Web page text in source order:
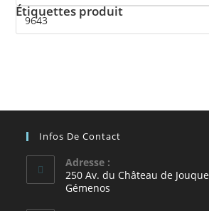
Étiquettes produit
Infos De Contact
Adresse :
250 Av. du Château de
Gémenos